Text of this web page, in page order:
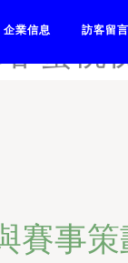
-蜜桃
企業信息 訪客留言
賽事策